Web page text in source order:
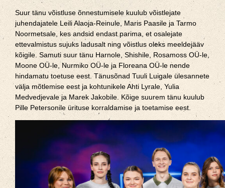
Suur tänu võistluse õnnestumisele kuulub võistlejate
juhendajatele Leili Alaoja-Reinule, Maris Paasile ja Tarmo
Noormetsale, kes andsid endast parima, et osalejate
ettevalmistus sujuks ladusalt ning võistlus oleks meeldejääv
kõigile. Samuti suur tänu Harnole, Shishile, Rosamoss OÜ-le,
Moone OÜ-le, Nurmiko OÜ-le ja Floreana OÜ-le nende
hindamatu toetuse eest. Tänusõnad Tuuli Luigale ülesannete
välja mõtlemise eest ja kohtunikele Ahti Lyrale, Yulia
Medvedjevale ja Marek Jakobile. Kõige suurem tänu kuulub
Pille Petersonile ürituse korraldamise ja toetamise eest.